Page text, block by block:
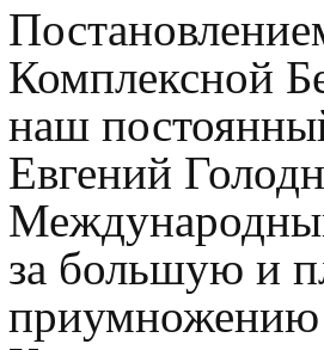
Комплексной
наш
Евгений
за большую и
приумножению